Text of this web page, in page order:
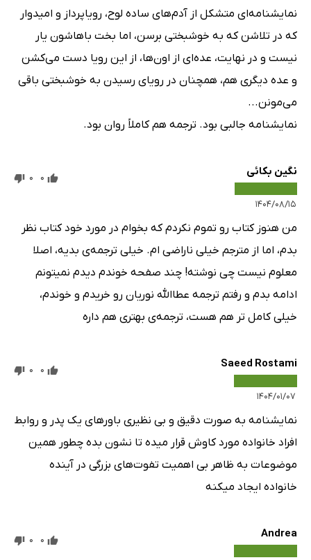
نمایشنامه‌ای متشکل از آدم‌های ساده لوح، رویاپرداز و امیدوار
که در تلاشن که به خوشبختی برسن، اما بخت باهاشون یار
نیست و در نهایت، عده‌ای از اون‌ها، از این رویا دست می‌کشن
و عده دیگری هم، همچنان در رویای رسیدن به خوشبختی باقی
می‌مونن...
نمایشنامه جالبی بود. ترجمه هم کاملاً روان بود.
نگین بکائی
۱۴۰۴/۰۸/۱۵
0
0
من هنوز کتاب رو تموم نکردم که بخوام در مورد خود کتاب نظر
بدم، اما از مترجم خیلی ناراضی ام. خیلی ترجمه‌ی بدیه، اصلا
معلوم نیست چی نوشته! چند صفحه خوندم دیدم نمیتونم
ادامه بدم و رفتم ترجمه عطاالله نوریان رو خریدم و خوندم،
خیلی کامل تر هم هست، ترجمه‌ی بهتری هم داره
Saeed Rostami
۱۴۰۴/۰۱/۰۷
0
0
نمایشنامه به صورت دقیق و بی نظیری باورهای یک پدر و روابط
افراد خانواده مورد کاوش قرار میده تا نشون بده چطور همین
موضوعات به ظاهر بی اهمیت تفوت‌های بزرگی در آینده
خانواده ایجاد میکنه
Andrea
0
0